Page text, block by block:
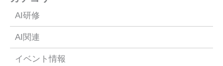
AI研修
AI関連
イベント情報